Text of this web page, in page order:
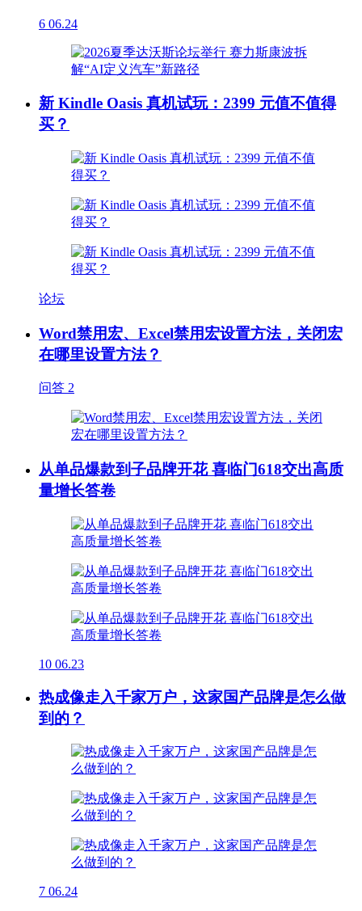
6 06.24
新 Kindle Oasis 真机试玩：2399 元值不值得
买？
论坛
Word禁用宏、Excel禁用宏设置方法，关闭宏
在哪里设置方法？
问答 2
从单品爆款到子品牌开花 喜临门618交出高质
量增长答卷
10 06.23
热成像走入千家万户，这家国产品牌是怎么做
到的？
7 06.24